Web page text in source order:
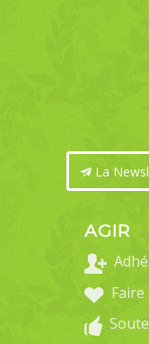
La
AGIR